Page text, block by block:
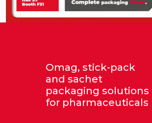
Omag, stick-pack
and sachet
packaging solutions
for pharmaceuticals